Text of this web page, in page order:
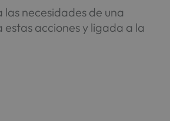
necesidades de una
acciones y ligada a la